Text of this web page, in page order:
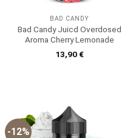
BAD CANDY
Bad Candy Juicd Overdosed
Aroma Cherry Lemonade
13,90€
-12%